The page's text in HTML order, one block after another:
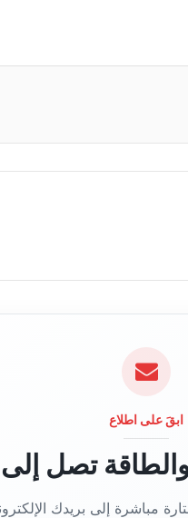
ابقَ على اطلاع
تصل
مباشرة إلى بريدك